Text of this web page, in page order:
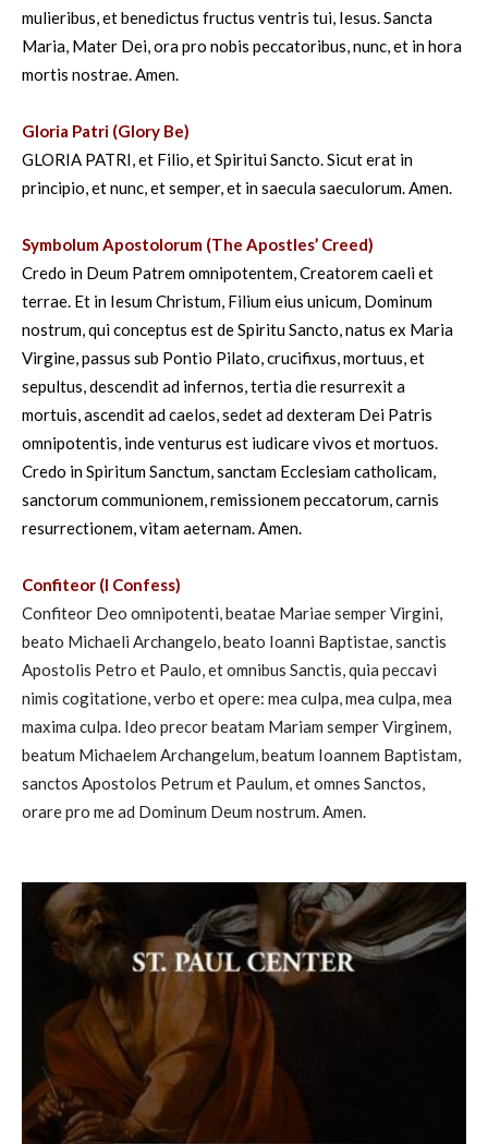
mulieribus, et benedictus fructus ventris tui, Iesus. Sancta
Maria, Mater Dei, ora pro nobis peccatoribus, nunc, et in hora
mortis nostrae. Amen.
Gloria Patri (Glory Be)
GLORIA PATRI, et Filio, et Spiritui Sancto. Sicut erat in
principio, et nunc, et semper, et in saecula saeculorum. Amen.
Symbolum Apostolorum (The Apostles’ Creed)
Credo in Deum Patrem omnipotentem, Creatorem caeli et
terrae. Et in Iesum Christum, Filium eius unicum, Dominum
nostrum, qui conceptus est de Spiritu Sancto, natus ex Maria
Virgine, passus sub Pontio Pilato, crucifixus, mortuus, et
sepultus, descendit ad infernos, tertia die resurrexit a
mortuis, ascendit ad caelos, sedet ad dexteram Dei Patris
omnipotentis, inde venturus est iudicare vivos et mortuos.
Credo in Spiritum Sanctum, sanctam Ecclesiam catholicam,
sanctorum communionem, remissionem peccatorum, carnis
resurrectionem, vitam aeternam. Amen.
Confiteor (I Confess)
Confiteor Deo omnipotenti, beatae Mariae semper Virgini,
beato Michaeli Archangelo, beato Ioanni Baptistae, sanctis
Apostolis Petro et Paulo, et omnibus Sanctis, quia peccavi
nimis cogitatione, verbo et opere: mea culpa, mea culpa, mea
maxima culpa. Ideo precor beatam Mariam semper Virginem,
beatum Michaelem Archangelum, beatum Ioannem Baptistam,
sanctos Apostolos Petrum et Paulum, et omnes Sanctos,
orare pro me ad Dominum Deum nostrum. Amen.